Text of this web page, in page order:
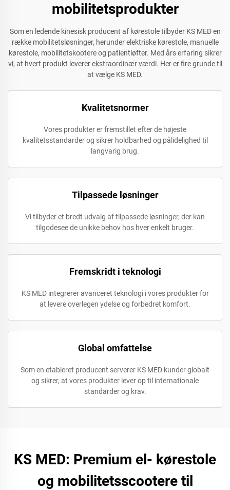
mobilitetsprodukter
Som en ledende kinesisk producent af kørestole tilbyder KS MED en
række mobilitetsløsninger, herunder elektriske kørestole, manuelle
kørestole, mobilitetskootere og patientløfter. Med års erfaring sikrer
vi, at hvert produkt leverer ekstraordinær værdi. Her er fire grunde til
at vælge KS MED.
Kvalitetsnormer
Vores produkter er fremstillet efter de højeste
kvalitetsstandarder og sikrer holdbarhed og pålidelighed til
langvarig brug.
Tilpassede løsninger
Vi tilbyder et bredt udvalg af tilpassede løsninger, der kan
tilgodesee de unikke behov hos hver enkelt bruger.
Fremskridt i teknologi
KS MED integrerer avanceret teknologi i vores produkter for
at levere overlegen ydelse og forbedret komfort.
Global omfattelse
Som en etableret producent serverer KS MED kunder globalt
og sikrer, at vores produkter lever op til internationale
standarder og krav.
KS MED: Premium el- kørestole
og mobilitetsscootere til